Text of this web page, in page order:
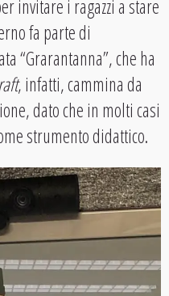
invitare i ragazzi a stare
fa parte di
“Grarantanna”, che ha
, infatti, cammina da
dato che in molti casi
strumento didattico.